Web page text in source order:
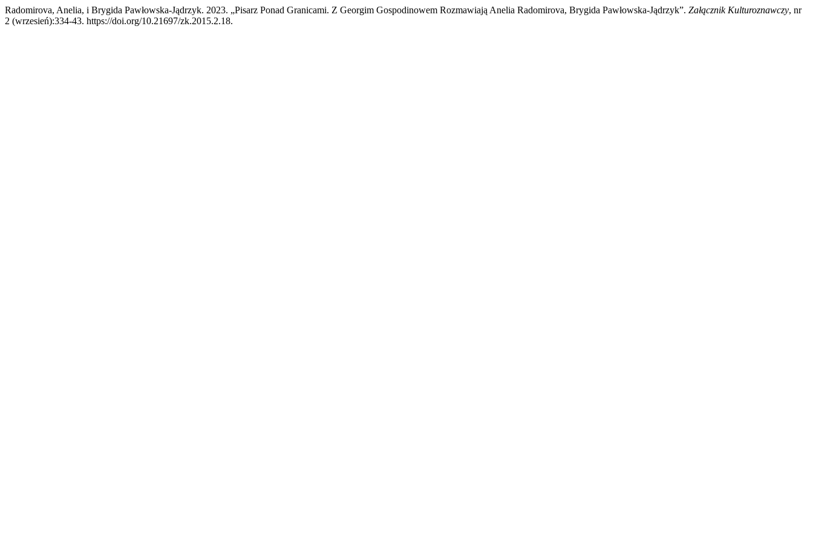
Radomirova, Anelia, i Brygida Pawłowska-Jądrzyk. 2023. „Pisarz Ponad Granicami. Z Georgim Gospodinowem Rozmawiają Anelia Radomirova, Brygida Pawłowska-Jądrzyk”. Załącznik Kulturoznawczy, nr
2 (wrzesień):334-43. https://doi.org/10.21697/zk.2015.2.18.